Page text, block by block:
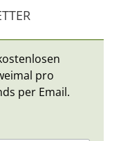
pro
per Email.